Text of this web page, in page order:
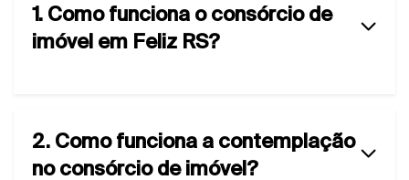
1. Como funciona o consórcio de
imóvel em Feliz RS?
2. Como funciona a contemplação
no consórcio de imóvel?